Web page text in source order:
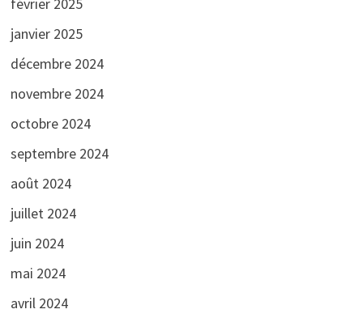
janvier 2025
décembre 2024
novembre 2024
octobre 2024
septembre 2024
août 2024
juillet 2024
juin 2024
mai 2024
avril 2024